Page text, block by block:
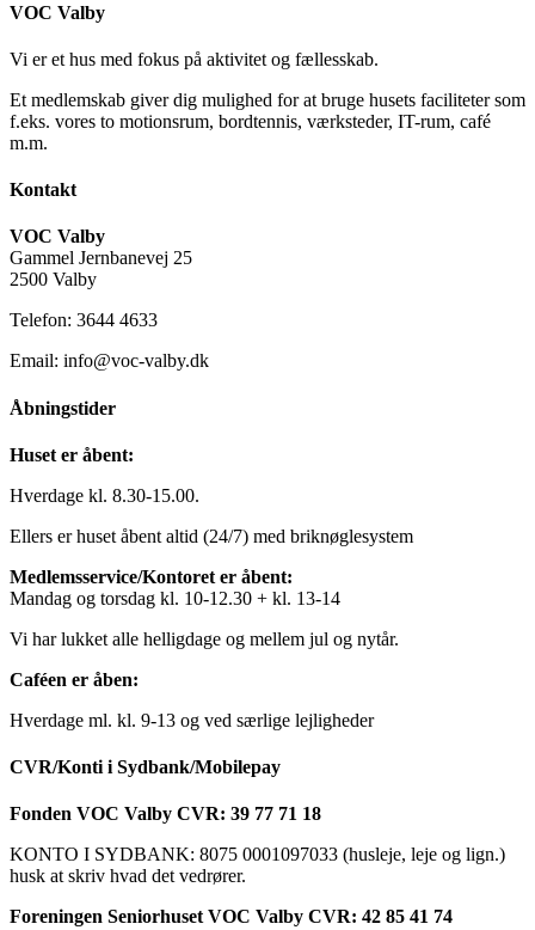
VOC Valby
Vi er et hus med fokus på aktivitet og fællesskab.
Et medlemskab giver dig mulighed for at bruge husets faciliteter som
f.eks. vores to motionsrum, bordtennis, værksteder, IT-rum, café
m.m.
Kontakt
VOC Valby
Gammel Jernbanevej 25
2500 Valby
Telefon: 3644 4633
Email: info@voc-valby.dk
Åbningstider
Huset er åbent:
Hverdage kl. 8.30-15.00.
Ellers er huset åbent altid (24/7) med briknøglesystem
Medlemsservice/Kontoret er åbent:
Mandag og torsdag kl. 10-12.30 + kl. 13-14
Vi har lukket alle helligdage og mellem jul og nytår.
Caféen er åben:
Hverdage ml. kl. 9-13 og ved særlige lejligheder
CVR/Konti i Sydbank/Mobilepay
Fonden VOC Valby CVR: 39 77 71 18
KONTO I SYDBANK: 8075 0001097033 (husleje, leje og lign.)
husk at skriv hvad det vedrører.
Foreningen Seniorhuset VOC Valby CVR: 42 85 41 74